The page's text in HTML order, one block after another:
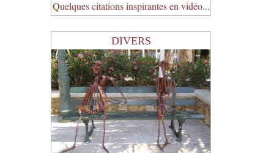
Quelques citations inspirantes en vidéo...
DIVERS